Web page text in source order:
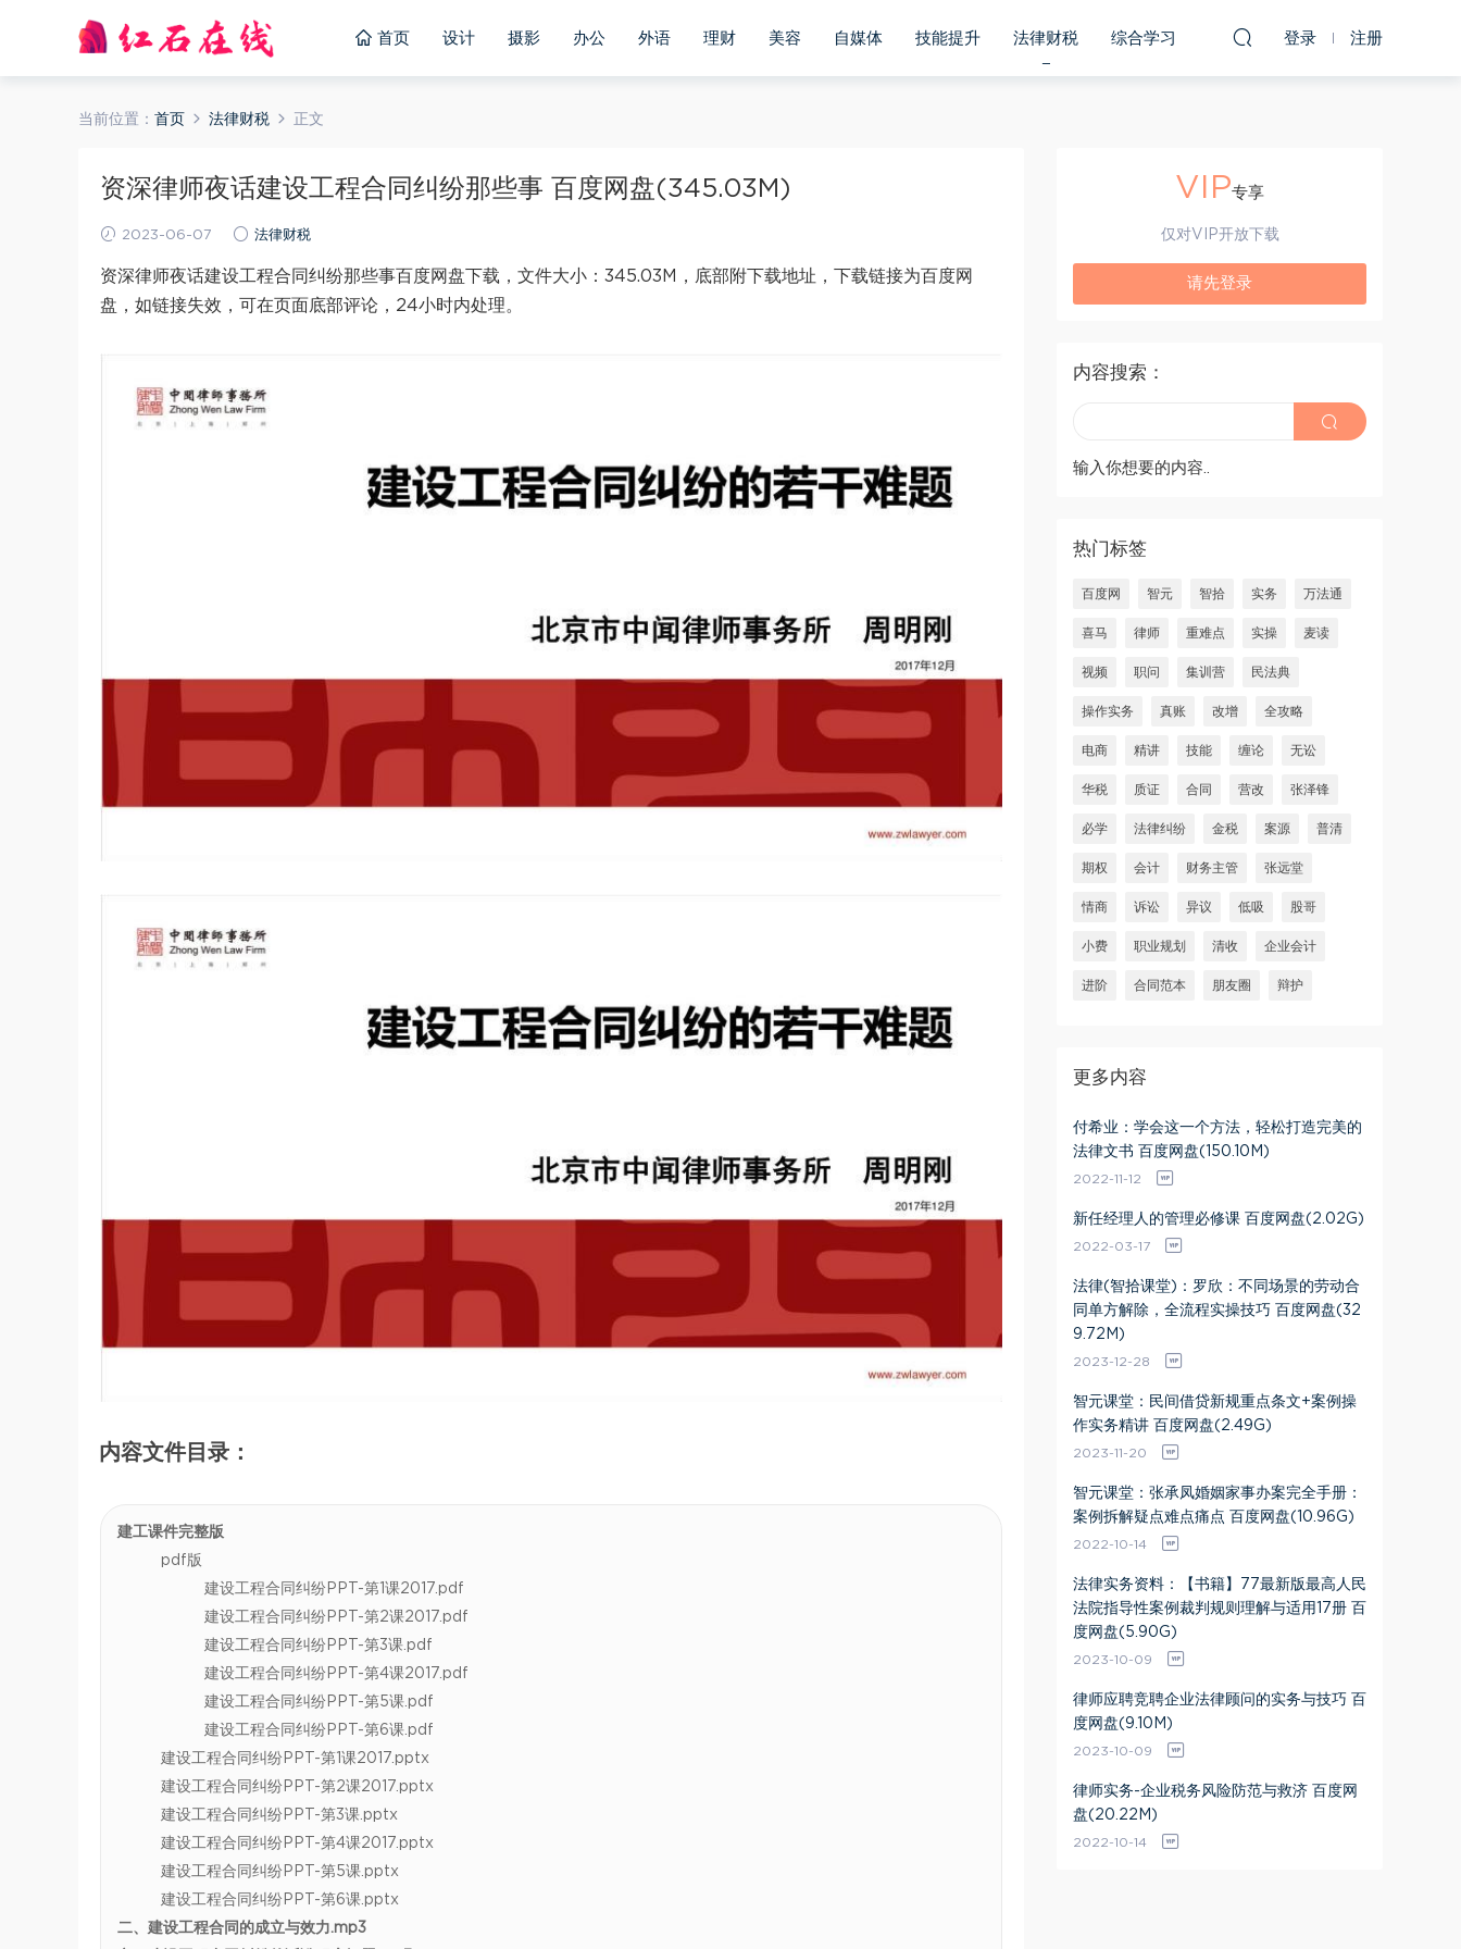
首页 设计 摄影 办公 外语 理财 美容 自媒体 技能提升 法律财税 综合学习 登录 注册
当前位置： 首页 法律财税 正文
资深律师夜话建设工程合同纠纷那些事 百度网盘(345.03M)
2023-06-07 法律财税
资深律师夜话建设工程合同纠纷那些事百度网盘下载，文件大小：345.03M，底部附下载地址，下载链接为百度网
盘，如链接失效，可在页面底部评论，24小时内处理。
内容文件目录：
建工课件完整版
pdf版
建设工程合同纠纷PPT-第1课2017.pdf
建设工程合同纠纷PPT-第2课2017.pdf
建设工程合同纠纷PPT-第3课.pdf
建设工程合同纠纷PPT-第4课2017.pdf
建设工程合同纠纷PPT-第5课.pdf
建设工程合同纠纷PPT-第6课.pdf
建设工程合同纠纷PPT-第1课2017.pptx
建设工程合同纠纷PPT-第2课2017.pptx
建设工程合同纠纷PPT-第3课.pptx
建设工程合同纠纷PPT-第4课2017.pptx
建设工程合同纠纷PPT-第5课.pptx
建设工程合同纠纷PPT-第6课.pptx
二、建设工程合同的成立与效力.mp3
VIP专享
仅对VIP开放下载
请先登录
内容搜索：
输入你想要的内容..
热门标签
百度网 智元 智拾 实务 万法通
喜马 律师 重难点 实操 麦读
视频 职问 集训营 民法典
操作实务 真账 改增 全攻略
电商 精讲 技能 缠论 无讼
华税 质证 合同 营改 张泽锋
必学 法律纠纷 金税 案源 普清
期权 会计 财务主管 张远堂
情商 诉讼 异议 低吸 股哥
小费 职业规划 清收 企业会计
进阶 合同范本 朋友圈 辩护
更多内容
付希业：学会这一个方法，轻松打造完美的
法律文书 百度网盘(150.10M)
2022-11-12
新任经理人的管理必修课 百度网盘(2.02G)
2022-03-17
法律(智拾课堂)：罗欣：不同场景的劳动合
同单方解除，全流程实操技巧 百度网盘(32
9.72M)
2023-12-28
智元课堂：民间借贷新规重点条文+案例操
作实务精讲 百度网盘(2.49G)
2023-11-20
智元课堂：张承凤婚姻家事办案完全手册：
案例拆解疑点难点痛点 百度网盘(10.96G)
2022-10-14
法律实务资料：【书籍】77最新版最高人民
法院指导性案例裁判规则理解与适用17册 百
度网盘(5.90G)
2023-10-09
律师应聘竞聘企业法律顾问的实务与技巧 百
度网盘(9.10M)
2023-10-09
律师实务-企业税务风险防范与救济 百度网
盘(20.22M)
2022-10-14